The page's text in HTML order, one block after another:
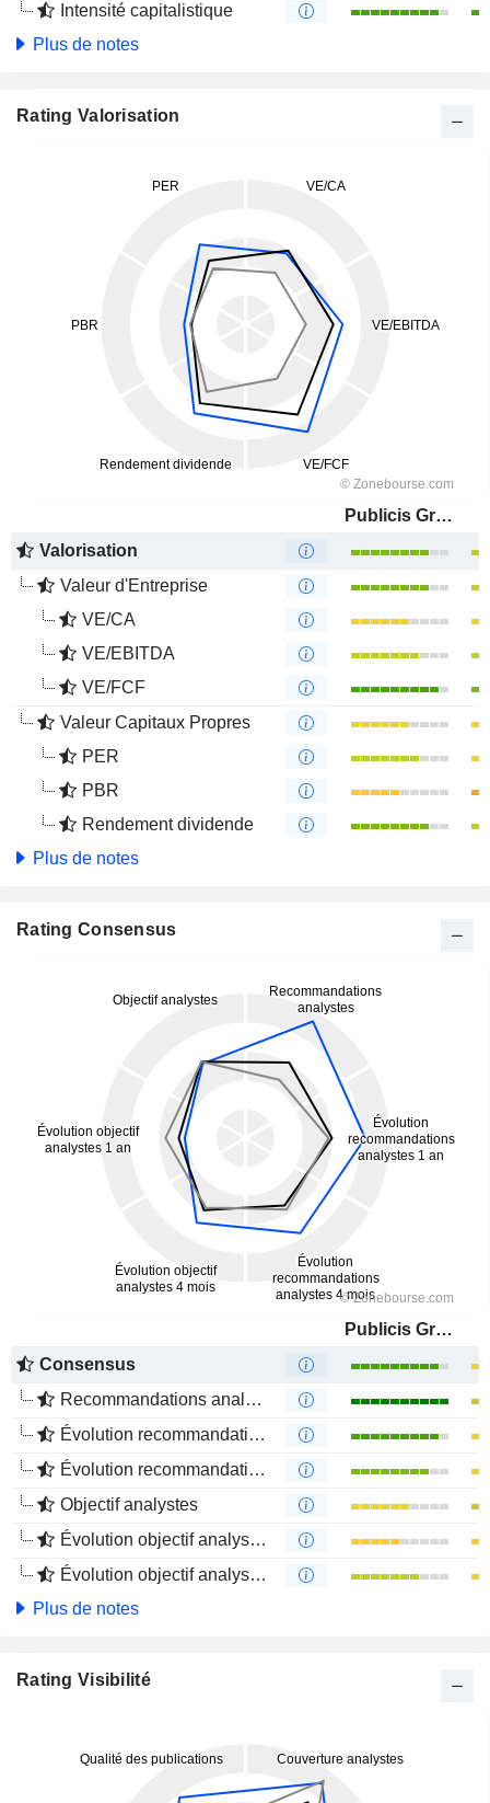
Intensité capitalistique
Plus de notes
Rating Valorisation
Publicis Groupe S.A.
Valorisation
Valeur d'Entreprise
VE/CA
VE/EBITDA
VE/FCF
Valeur Capitaux Propres
PER
PBR
Rendement dividende
Plus de notes
Rating Consensus
Publicis Groupe S.A.
Consensus
Recommandations analystes
Évolution recommandations analystes 1 an
Évolution recommandations analystes 4 mois
Objectif analystes
Évolution objectif analystes 1 an
Évolution objectif analystes 4 mois
Plus de notes
Rating Visibilité